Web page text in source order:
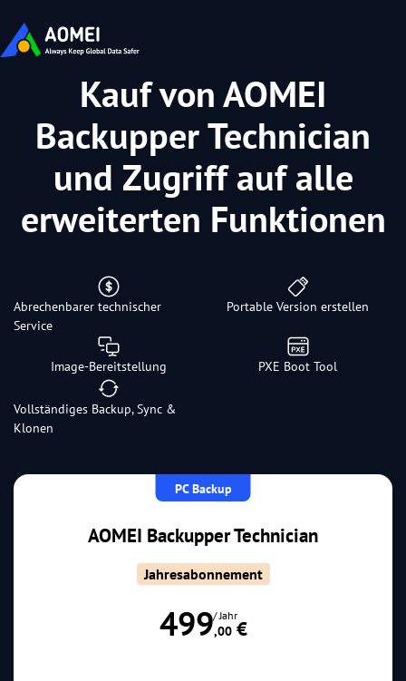
Kauf von AOMEI
Backupper Technician
und Zugriff auf alle
erweiterten Funktionen
Abrechenbarer technischer
Service
Portable Version erstellen
Image-Bereitstellung PXE Boot Tool
Vollständiges Backup, Sync &
Klonen
PC Backup
AOMEI Backupper Technician
Jahresabonnement
499,00 €
/ Jahr